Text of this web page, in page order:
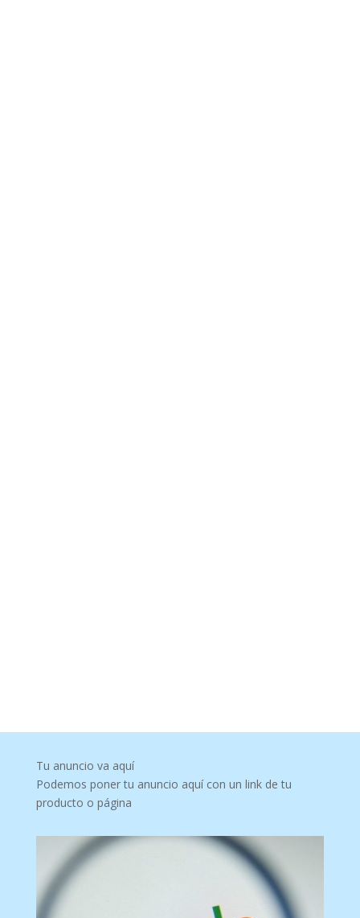
Tu anuncio va aquí
Podemos poner tu anuncio aquí con un link de tu
producto o página